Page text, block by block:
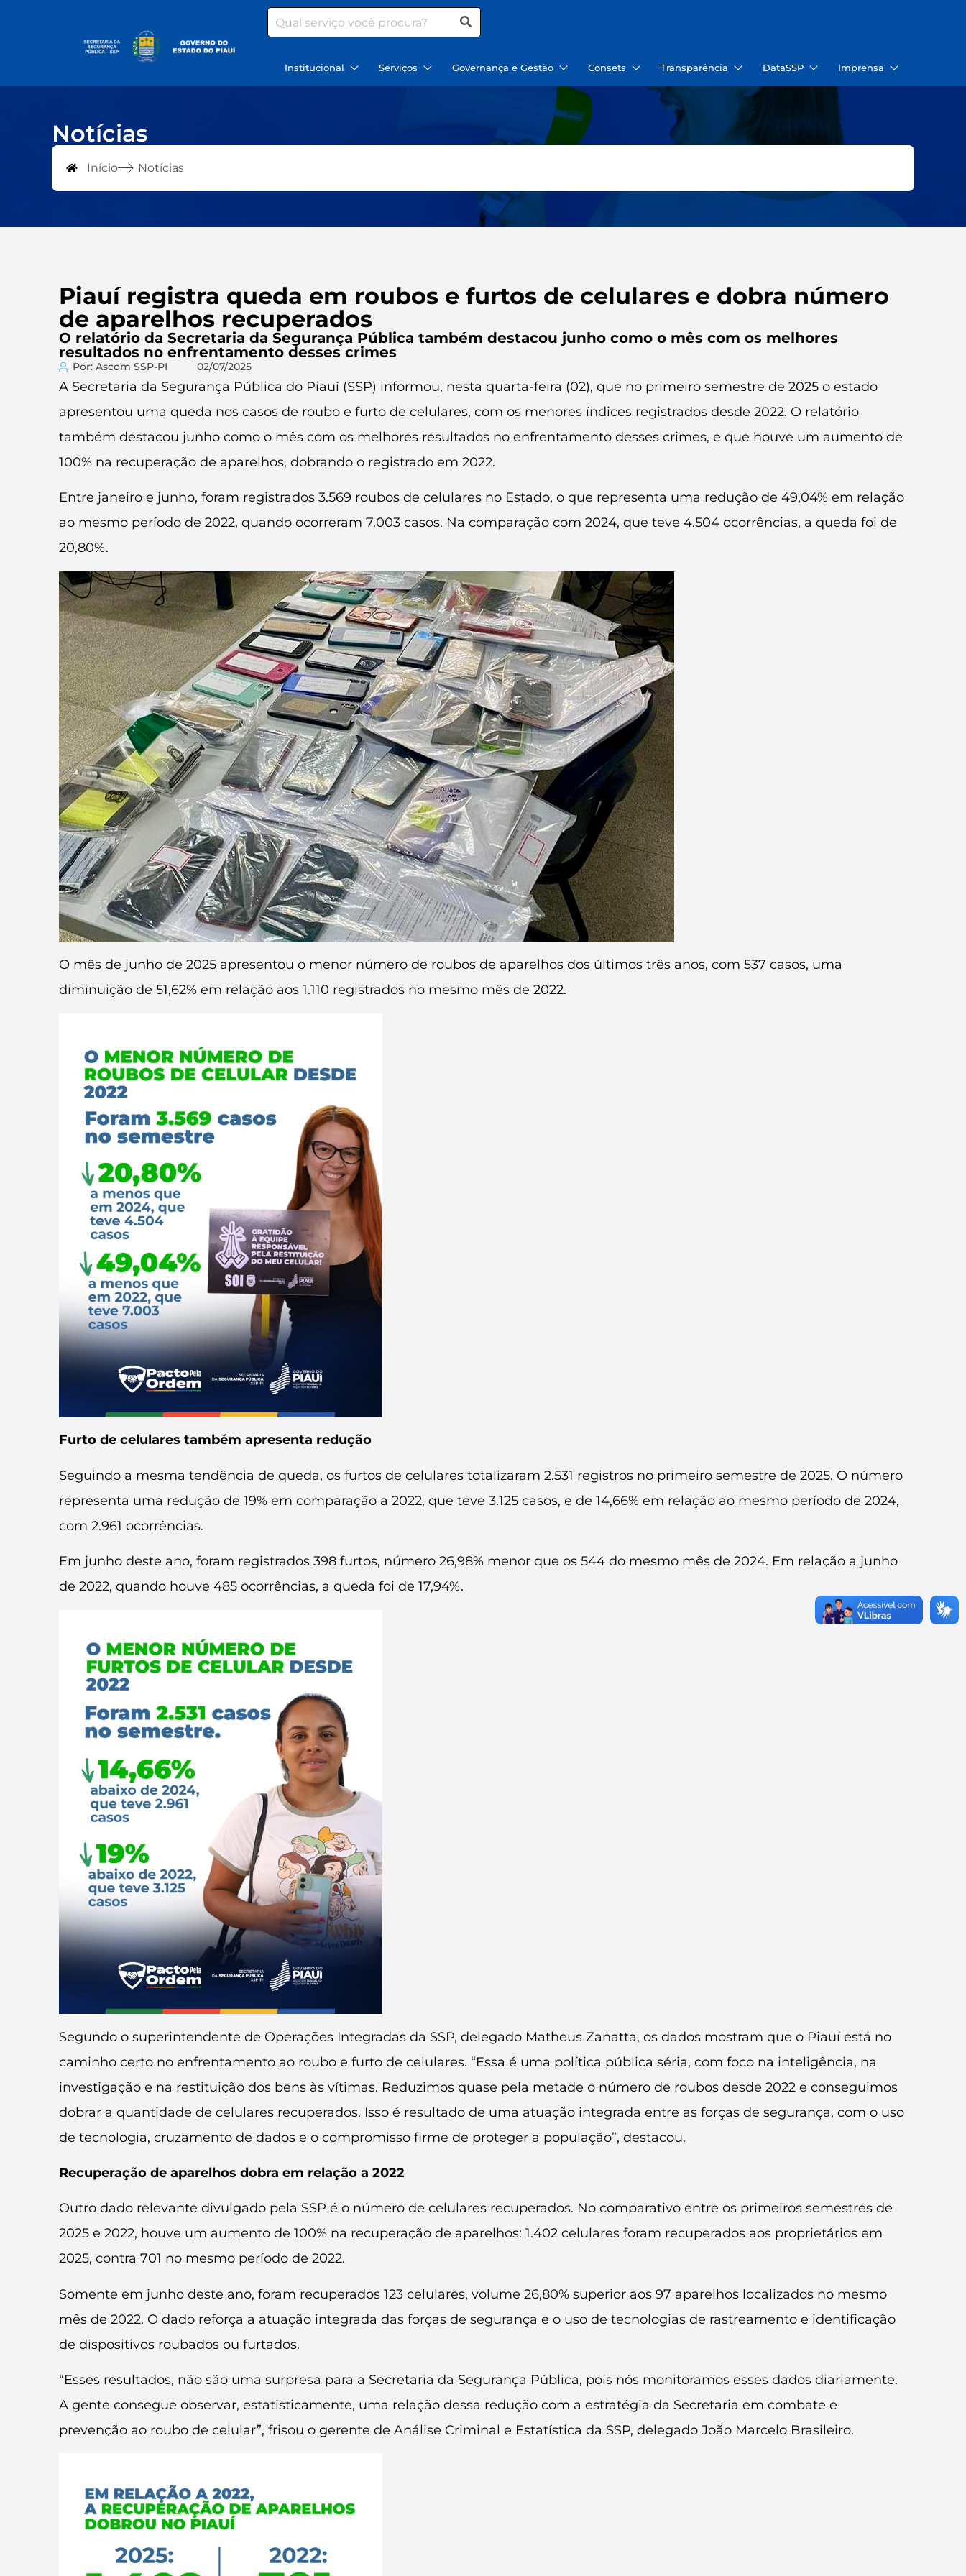
Search
Institucional Serviços Governança e Gestão Consets Transparência DataSSP Imprensa
Notícias
Início Notícias
Piauí registra queda em roubos e furtos de celulares e dobra número
de aparelhos recuperados
O relatório da Secretaria da Segurança Pública também destacou junho como o mês com os melhores
resultados no enfrentamento desses crimes
Por: Ascom SSP-PI 02/07/2025
A Secretaria da Segurança Pública do Piauí (SSP) informou, nesta quarta-feira (02), que no primeiro semestre de 2025 o estado
apresentou uma queda nos casos de roubo e furto de celulares, com os menores índices registrados desde 2022. O relatório
também destacou junho como o mês com os melhores resultados no enfrentamento desses crimes, e que houve um aumento de
100% na recuperação de aparelhos, dobrando o registrado em 2022.
Entre janeiro e junho, foram registrados 3.569 roubos de celulares no Estado, o que representa uma redução de 49,04% em relação
ao mesmo período de 2022, quando ocorreram 7.003 casos. Na comparação com 2024, que teve 4.504 ocorrências, a queda foi de
20,80%.
O mês de junho de 2025 apresentou o menor número de roubos de aparelhos dos últimos três anos, com 537 casos, uma
diminuição de 51,62% em relação aos 1.110 registrados no mesmo mês de 2022.
Furto de celulares também apresenta redução
Seguindo a mesma tendência de queda, os furtos de celulares totalizaram 2.531 registros no primeiro semestre de 2025. O número
representa uma redução de 19% em comparação a 2022, que teve 3.125 casos, e de 14,66% em relação ao mesmo período de 2024,
com 2.961 ocorrências.
Em junho deste ano, foram registrados 398 furtos, número 26,98% menor que os 544 do mesmo mês de 2024. Em relação a junho
de 2022, quando houve 485 ocorrências, a queda foi de 17,94%.
Segundo o superintendente de Operações Integradas da SSP, delegado Matheus Zanatta, os dados mostram que o Piauí está no
caminho certo no enfrentamento ao roubo e furto de celulares. “Essa é uma política pública séria, com foco na inteligência, na
investigação e na restituição dos bens às vítimas. Reduzimos quase pela metade o número de roubos desde 2022 e conseguimos
dobrar a quantidade de celulares recuperados. Isso é resultado de uma atuação integrada entre as forças de segurança, com o uso
de tecnologia, cruzamento de dados e o compromisso firme de proteger a população”, destacou.
Recuperação de aparelhos dobra em relação a 2022
Outro dado relevante divulgado pela SSP é o número de celulares recuperados. No comparativo entre os primeiros semestres de
2025 e 2022, houve um aumento de 100% na recuperação de aparelhos: 1.402 celulares foram recuperados aos proprietários em
2025, contra 701 no mesmo período de 2022.
Somente em junho deste ano, foram recuperados 123 celulares, volume 26,80% superior aos 97 aparelhos localizados no mesmo
mês de 2022. O dado reforça a atuação integrada das forças de segurança e o uso de tecnologias de rastreamento e identificação
de dispositivos roubados ou furtados.
“Esses resultados, não são uma surpresa para a Secretaria da Segurança Pública, pois nós monitoramos esses dados diariamente.
A gente consegue observar, estatisticamente, uma relação dessa redução com a estratégia da Secretaria em combate e
prevenção ao roubo de celular”, frisou o gerente de Análise Criminal e Estatística da SSP, delegado João Marcelo Brasileiro.